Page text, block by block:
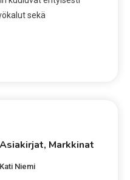
sekä
Markkinat
Kati Niemi